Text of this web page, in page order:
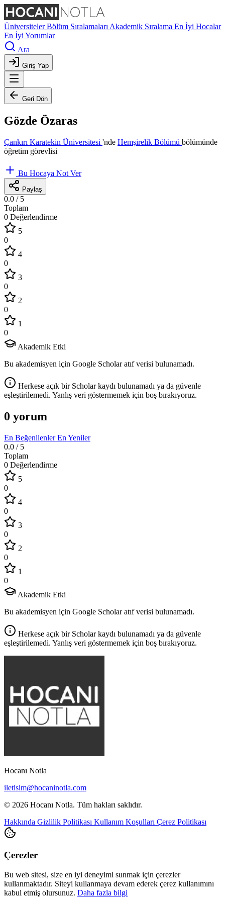
ÜniversitelerBölüm Sıralamaları Akademik Sıralama En İyi Hocalar
En İyi Yorumlar
Ara
Giriş Yap
Geri Dön
Gözde Özaras
Çankırı Karatekin Üniversitesi 'nde Hemşirelik Bölümü bölümünde
öğretim görevlisi
Bu Hocaya Not Ver
Paylaş
0.0 / 5
Toplam
0 Değerlendirme
5
0
4
0
3
0
2
0
1
0
Akademik Etki
Bu akademisyen için Google Scholar atıf verisi bulunamadı.
Herkese açık bir Scholar kaydı bulunamadı ya da güvenle
eşleştirilemedi. Yanlış veri göstermemek için boş bırakıyoruz.
0 yorum
En BeğenilenlerEn Yeniler
0.0 / 5
Toplam
0 Değerlendirme
5
0
4
0
3
0
2
0
1
0
Akademik Etki
Bu akademisyen için Google Scholar atıf verisi bulunamadı.
Herkese açık bir Scholar kaydı bulunamadı ya da güvenle
eşleştirilemedi. Yanlış veri göstermemek için boş bırakıyoruz.
Hocanı Notla
iletisim@hocaninotla.com
© 2026 Hocanı Notla. Tüm hakları saklıdır.
Hakkında Gizlilik Politikası Kullanım Koşulları Çerez Politikası
Çerezler
Bu web sitesi, size en iyi deneyimi sunmak için çerezler
kullanmaktadır. Siteyi kullanmaya devam ederek çerez kullanımını
kabul etmiş olursunuz. Daha fazla bilgi